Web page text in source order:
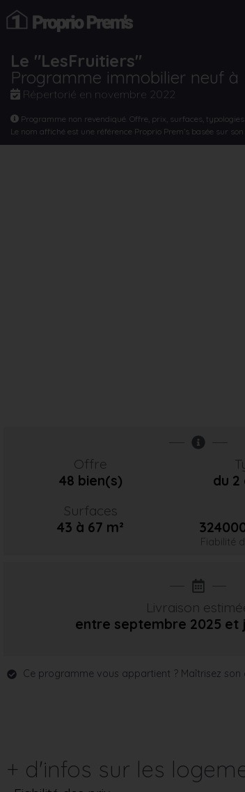
Le "LesFruitiers"
Programme immobilier neuf à
Répertorié en novembre 2022
Programme non revendiqué. Offre, prix, surfaces,
Le nom affiché est une référence Proprio Prem’s basée sur
Offre
48 bien(s)
du 2
Surfaces
43 à 67 m²
Fiabilité
Livraison
entre septembre 2025 et
Ce programme vous appartient ? Maîtrisez son
+ d'infos sur les